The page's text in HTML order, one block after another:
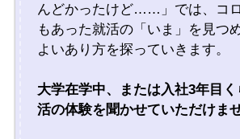
んどかったけど……」では、コ
もあった就活の「いま」を見つ
よいあり方を探っていきます。
大学在学中、または入社3年目
活の体験を聞かせていただけま